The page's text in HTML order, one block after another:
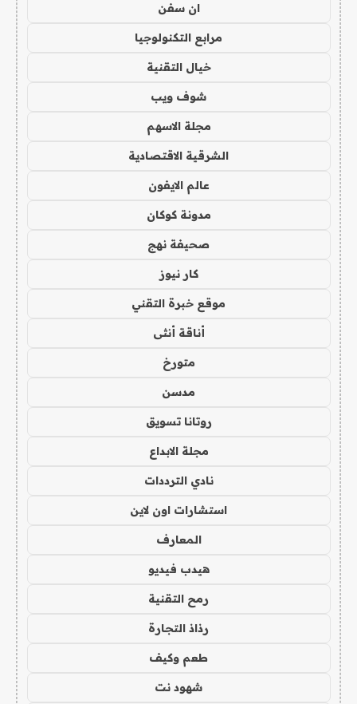
ان سفن
مرابع التكنولوجيا
خيال التقنية
شوف ويب
مجلة الاسهم
الشرقية الاقتصادية
عالم الايفون
مدونة كوكان
صحيفة نهج
كار نيوز
موقع خبرة التقني
أناقة أنثى
متورخ
مدسن
روتانا تسويق
مجلة الابداع
نادي الترددات
استشارات اون لاين
المعارف
هيدب فيديو
رمح التقنية
رذاذ التجارة
طعم وكيف
شهود نت